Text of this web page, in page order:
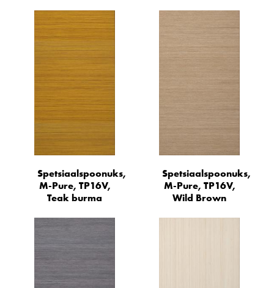
Spetsiaalspoonuks,
M-Pure, TP16V,
Teak burma
Spetsiaalspoonuks,
M-Pure, TP16V,
Wild Brown